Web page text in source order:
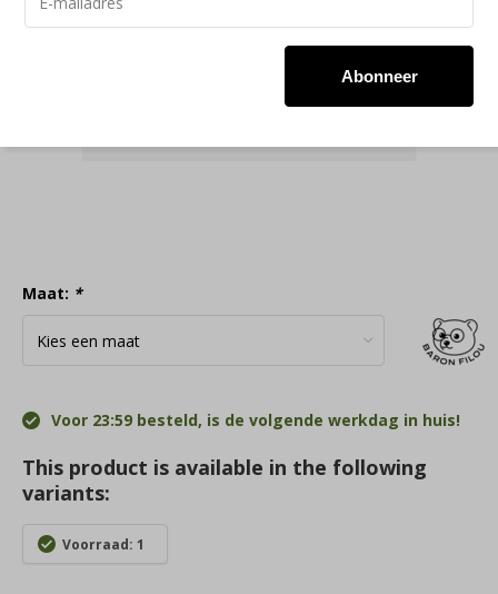
Maat: *
Voor 23:59 besteld, is de volgende werkdag in huis!
This product is available in the following
variants:
Voorraad: 1
Abonneer